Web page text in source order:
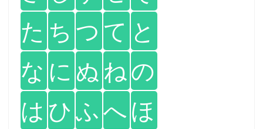
た ち つ て と
な に ぬ ねの
は ひふへほ